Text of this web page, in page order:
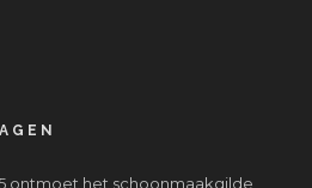
ontmoet het schoonmaakgilde